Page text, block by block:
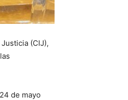
(CIJ),
de mayo